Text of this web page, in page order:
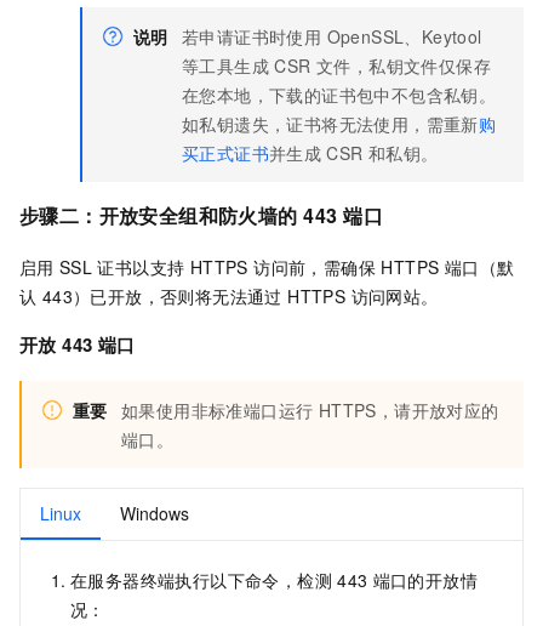
说明 若申请证书时使用 OpenSSL、Keytool
等工具生成 CSR 文件，私钥文件仅保存
在您本地，下载的证书包中不包含私钥。
如私钥遗失，证书将无法使用，需重新购
买正式证书并生成 CSR 和私钥。
步骤二：开放安全组和防火墙的 443 端口
启用 SSL 证书以支持 HTTPS 访问前，需确保 HTTPS 端口（默
认 443）已开放，否则将无法通过 HTTPS 访问网站。
开放 443 端口
重要 如果使用非标准端口运行 HTTPS，请开放对应的
端口。
Linux Windows
在服务器终端执行以下命令，检测 443 端口的开放情
况：